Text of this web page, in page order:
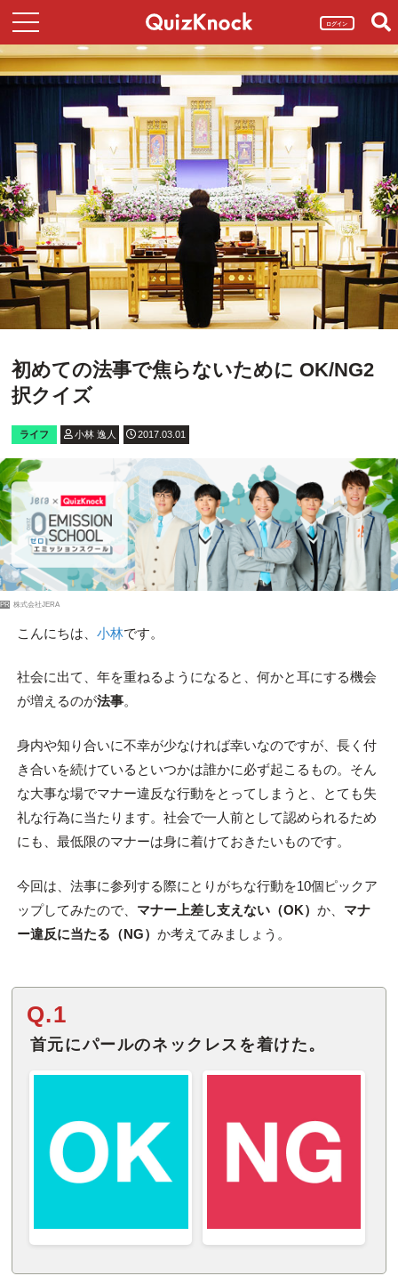
ログイン
初めての法事で焦らないために OK/NG2
択クイズ
ライフ 小林 逸人 2017.03.01
PR 株式会社JERA
こんにちは、 小林です。
社会に出て、年を重ねるようになると、何かと耳にする機会
が増えるのが法事。
身内や知り合いに不幸が少なければ幸いなのですが、長く付
き合いを続けているといつかは誰かに必ず起こるもの。そん
な大事な場でマナー違反な行動をとってしまうと、とても失
礼な行為に当たります。社会で一人前として認められるため
にも、最低限のマナーは身に着けておきたいものです。
今回は、法事に参列する際にとりがちな行動を10個ピックア
ップしてみたので、 マナー上差し支えない（OK） か、 マナ
ー違反に当たる（NG） か考えてみましょう。
Q.1
首元にパールのネックレスを着けた。